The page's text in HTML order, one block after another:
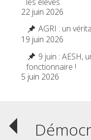
22 juin 2026
AGRI : un
19 juin 2026
9 juin : AESH,
fonctionnaire !
5 juin 2026
Post